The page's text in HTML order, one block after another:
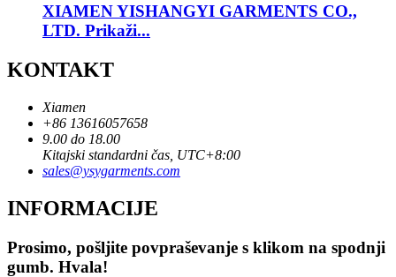
XIAMEN YISHANGYI GARMENTS CO.,
LTD. Prikaži...
KONTAKT
Xiamen
+86 13616057658
9.00 do 18.00
Kitajski standardni čas, UTC+8:00
sales@ysygarments.com
INFORMACIJE
Prosimo, pošljite povpraševanje s klikom na spodnji
gumb. Hvala!